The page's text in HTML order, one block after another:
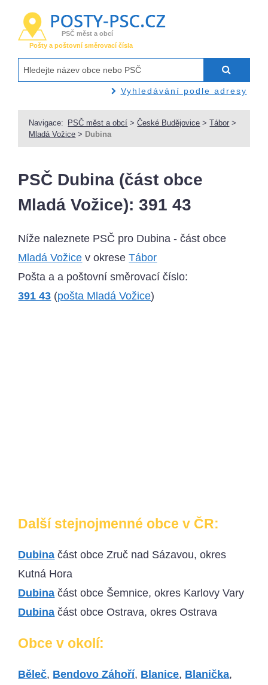
PSČ měst a obcí
Pošty a poštovní směrovací čísla
Vyhledávání podle adresy
Navigace: PSČ měst a obcí >České Budějovice >Tábor >
Mladá Vožice > Dubina
PSČ Dubina (část obce
Mladá Vožice): 391 43
Níže naleznete PSČ pro Dubina - část obce
Mladá Vožice v okreseTábor
Pošta a a poštovní směrovací číslo:
391 43 (pošta Mladá Vožice)
Další stejnojmenné obce v ČR:
Dubina část obce Zruč nad Sázavou, okres
Kutná Hora
Dubina část obce Šemnice, okres Karlovy Vary
Dubina část obce Ostrava, okres Ostrava
Obce v okolí:
Běleč, Bendovo Záhoří, Blanice, Blanička,